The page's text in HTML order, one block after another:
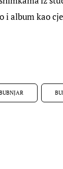
i album kao